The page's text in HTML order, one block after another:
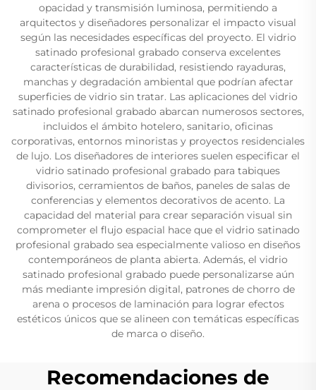
opacidad y transmisión luminosa, permitiendo a
arquitectos y diseñadores personalizar el impacto visual
según las necesidades específicas del proyecto. El vidrio
satinado profesional grabado conserva excelentes
características de durabilidad, resistiendo rayaduras,
manchas y degradación ambiental que podrían afectar
superficies de vidrio sin tratar. Las aplicaciones del vidrio
satinado profesional grabado abarcan numerosos sectores,
incluidos el ámbito hotelero, sanitario, oficinas
corporativas, entornos minoristas y proyectos residenciales
de lujo. Los diseñadores de interiores suelen especificar el
vidrio satinado profesional grabado para tabiques
divisorios, cerramientos de baños, paneles de salas de
conferencias y elementos decorativos de acento. La
capacidad del material para crear separación visual sin
comprometer el flujo espacial hace que el vidrio satinado
profesional grabado sea especialmente valioso en diseños
contemporáneos de planta abierta. Además, el vidrio
satinado profesional grabado puede personalizarse aún
más mediante impresión digital, patrones de chorro de
arena o procesos de laminación para lograr efectos
estéticos únicos que se alineen con temáticas específicas
de marca o diseño.
Recomendaciones de